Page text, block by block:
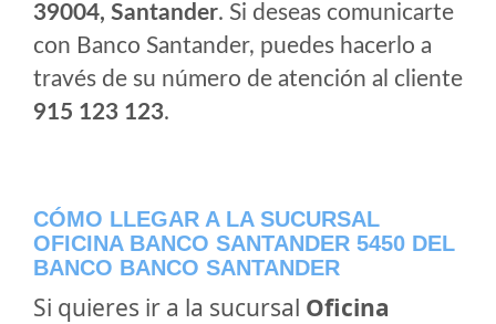
39004, Santander. Si deseas comunicarte
con Banco Santander, puedes hacerlo a
través de su número de atención al cliente
915 123 123.
CÓMO LLEGAR A LA SUCURSAL
OFICINA BANCO SANTANDER 5450 DEL
BANCO BANCO SANTANDER
Si quieres ir a la sucursal Oficina